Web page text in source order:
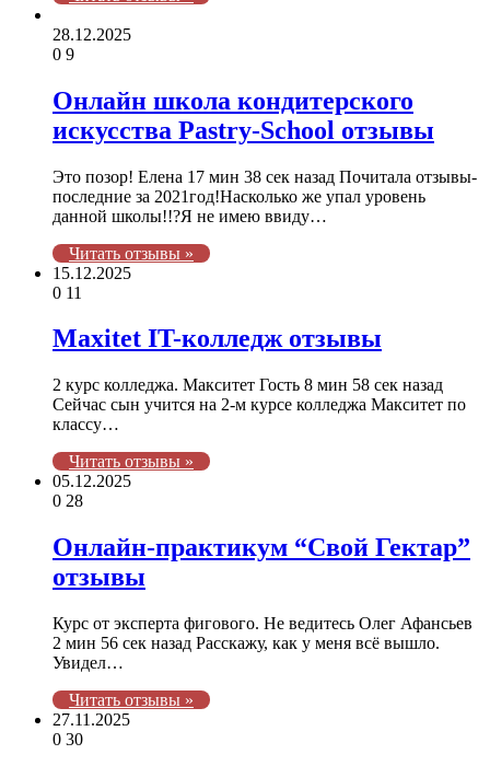
28.12.2025
0 9
Онлайн школа кондитерского
искусства Pastry-School отзывы
Это позор! Елена 17 мин 38 сек назад Почитала отзывы-
последние за 2021год!Насколько же упал уровень
данной школы!!?Я не имею ввиду…
Читать отзывы »
15.12.2025
0 11
Maxitet IT-колледж отзывы
2 курс колледжа. Макситет Гость 8 мин 58 сек назад
Сейчас сын учится на 2-м курсе колледжа Макситет по
классу…
Читать отзывы »
05.12.2025
0 28
Онлайн-практикум “Свой Гектар”
отзывы
Курс от эксперта фигового. Не ведитесь Олег Афансьев
2 мин 56 сек назад Расскажу, как у меня всё вышло.
Увидел…
Читать отзывы »
27.11.2025
0 30